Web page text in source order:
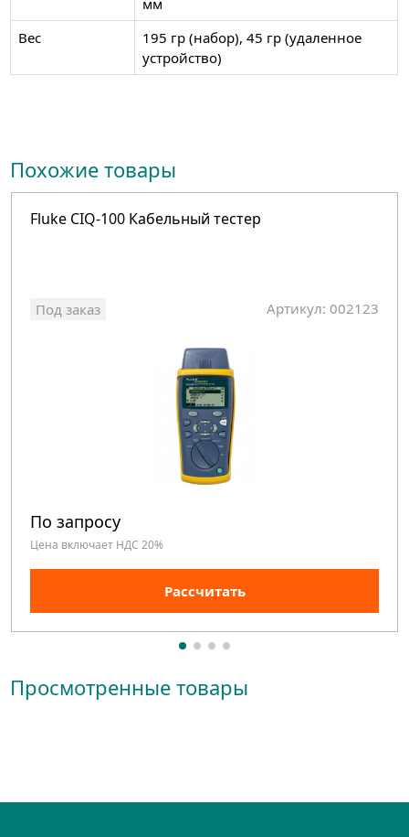
Вес
195 гр (набор), 45 гр (удаленное
устройство)
Похожие товары
Fluke CIQ-100 Кабельный тестер
Под заказ Артикул: 002123
По запросу
Цена включает НДС 20%
Рассчитать
Просмотренные товары